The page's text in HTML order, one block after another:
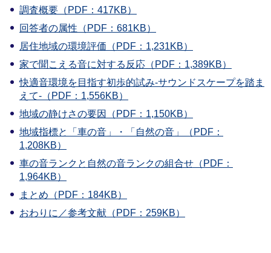
調査概要（PDF：417KB）
回答者の属性（PDF：681KB）
居住地域の環境評価（PDF：1,231KB）
家で聞こえる音に対する反応（PDF：1,389KB）
快適音環境を目指す初歩的試み‐サウンドスケープを踏ま
えて‐（PDF：1,556KB）
地域の静けさの要因（PDF：1,150KB）
地域指標と「車の音」・「自然の音」（PDF：
1,208KB）
車の音ランクと自然の音ランクの組合せ（PDF：
1,964KB）
まとめ（PDF：184KB）
おわりに／参考文献（PDF：259KB）